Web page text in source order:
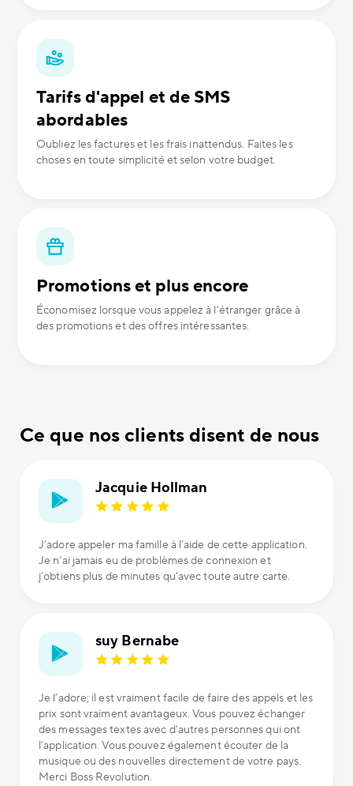
Tarifs d'appel et de SMS
abordables
Oubliez les factures et les frais inattendus. Faites les
choses en toute simplicité et selon votre budget.
Promotions et plus encore
Économisez lorsque vous appelez à l'étranger grâce à
des promotions et des offres intéressantes.
Ce que nos clients disent de nous
Jacquie Hollman
J’adore appeler ma famille à l’aide de cette application.
Je n’ai jamais eu de problèmes de connexion et
j’obtiens plus de minutes qu’avec toute autre carte.
suy Bernabe
Je l’adore; il est vraiment facile de faire des appels et les
prix sont vraiment avantageux. Vous pouvez échanger
des messages textes avec d’autres personnes qui ont
l’application. Vous pouvez également écouter de la
musique ou des nouvelles directement de votre pays.
Merci Boss Revolution.